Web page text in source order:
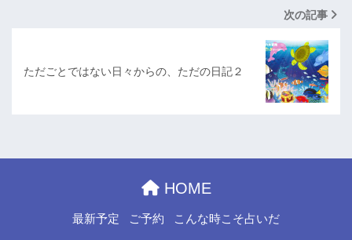
次の記事
ただごとではない日々からの、ただの日記２
HOME
最新予定 ご予約 こんな時こそ占いだ